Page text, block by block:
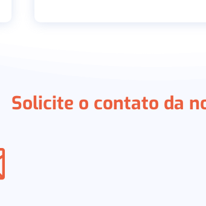
Solicite o contato da